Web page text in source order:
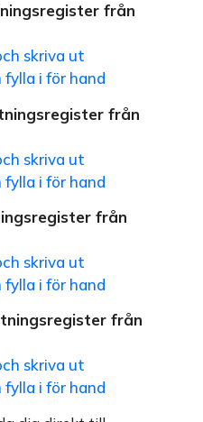
från
skriva ut
i för hand
från
skriva ut
i för hand
från
skriva ut
i för hand
från
skriva ut
i för hand